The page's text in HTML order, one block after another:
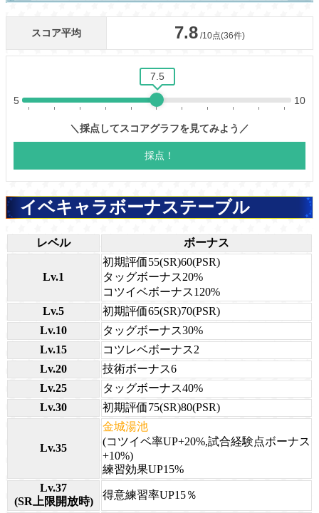
イベキャラボーナステーブル
レベル ボーナス
Lv.1
初期評価55(SR)60(PSR)
タッグボーナス20%
コツイベボーナス120%
Lv.5
初期評価65(SR)70(PSR)
Lv.10
タッグボーナス30%
Lv.15
コツレベボーナス2
Lv.20
技術ボーナス6
Lv.25
タッグボーナス40%
Lv.30
初期評価75(SR)80(PSR)
Lv.35
金城湯池
(コツイベ率UP+20%,試合経験点ボーナス
+10%)
練習効果UP15%
Lv.37
(SR上限開放時)
得意練習率UP15％